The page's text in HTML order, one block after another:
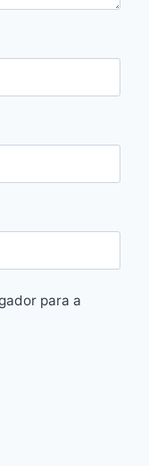
para a